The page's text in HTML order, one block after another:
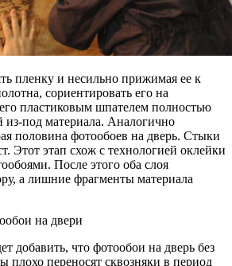
пленку и несильно прижимая ее к
сориентировать его на
пластиковым шпателем полностью
под материала. Аналогично
половина фотообоев на дверь. Стыки
Этот этап схож с технологией оклейки
После этого оба слоя
а лишние фрагменты материала
добавить, что фотообои на дверь без
плохо переносят сквозняки в период